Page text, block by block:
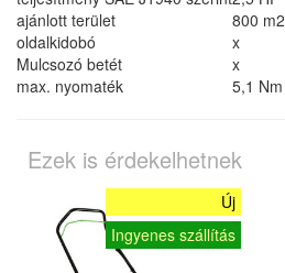
ajánlott terület
800 m2
oldalkidobó
x
Mulcsozó betét
x
max. nyomaték
5,1 Nm
Ezek is érdekelhetnek
Új
Ingyenes szállítás